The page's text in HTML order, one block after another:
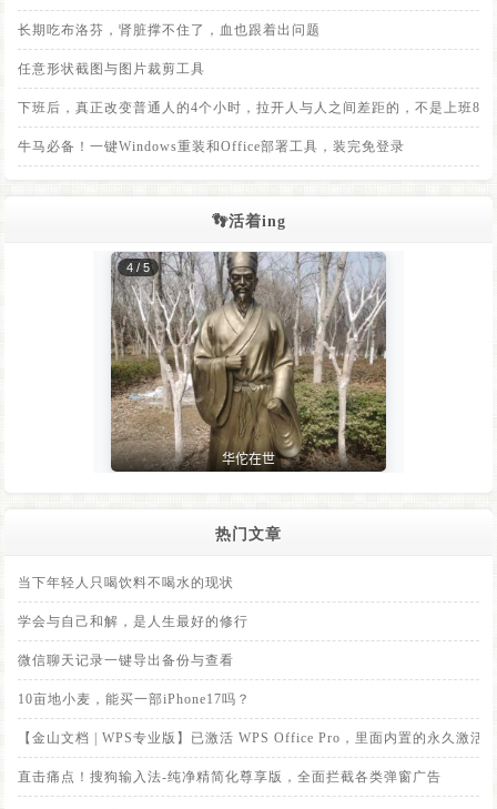
长期吃布洛芬，肾脏撑不住了，血也跟着出问题
任意形状截图与图片裁剪工具
下班后，真正改变普通人的4个小时，拉开人与人之间差距的，不是上班8
牛马必备！一键Windows重装和Office部署工具，装完免登录
👣活着ing
热门文章
当下年轻人只喝饮料不喝水的现状
学会与自己和解，是人生最好的修行
微信聊天记录一键导出备份与查看
10亩地小麦，能买一部iPhone17吗？
【金山文档 | WPS专业版】已激活 WPS Office Pro，里面内置的永久激活
直击痛点！搜狗输入法-纯净精简化尊享版，全面拦截各类弹窗广告